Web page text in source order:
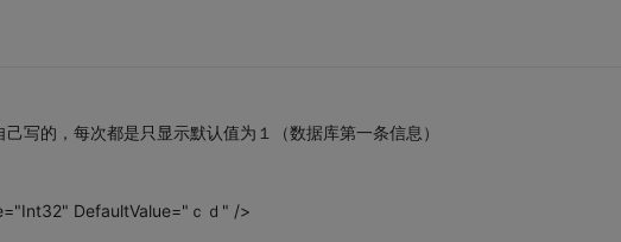
写的，每次都是只显示默认值为１（数据库第一条信息）
DefaultValue="ｃｄ" />